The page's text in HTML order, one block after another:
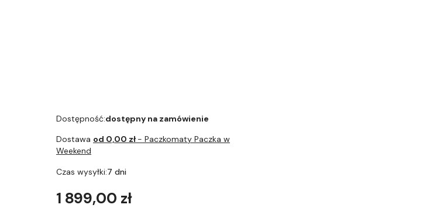
Dostępność:dostępny na zamówienie
Dostawa od 0,00 zł - Paczkomaty Paczka w
Weekend
Czas wysyłki:7 dni
Cena
1 899,00 zł